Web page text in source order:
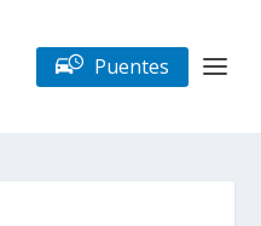
Puentes